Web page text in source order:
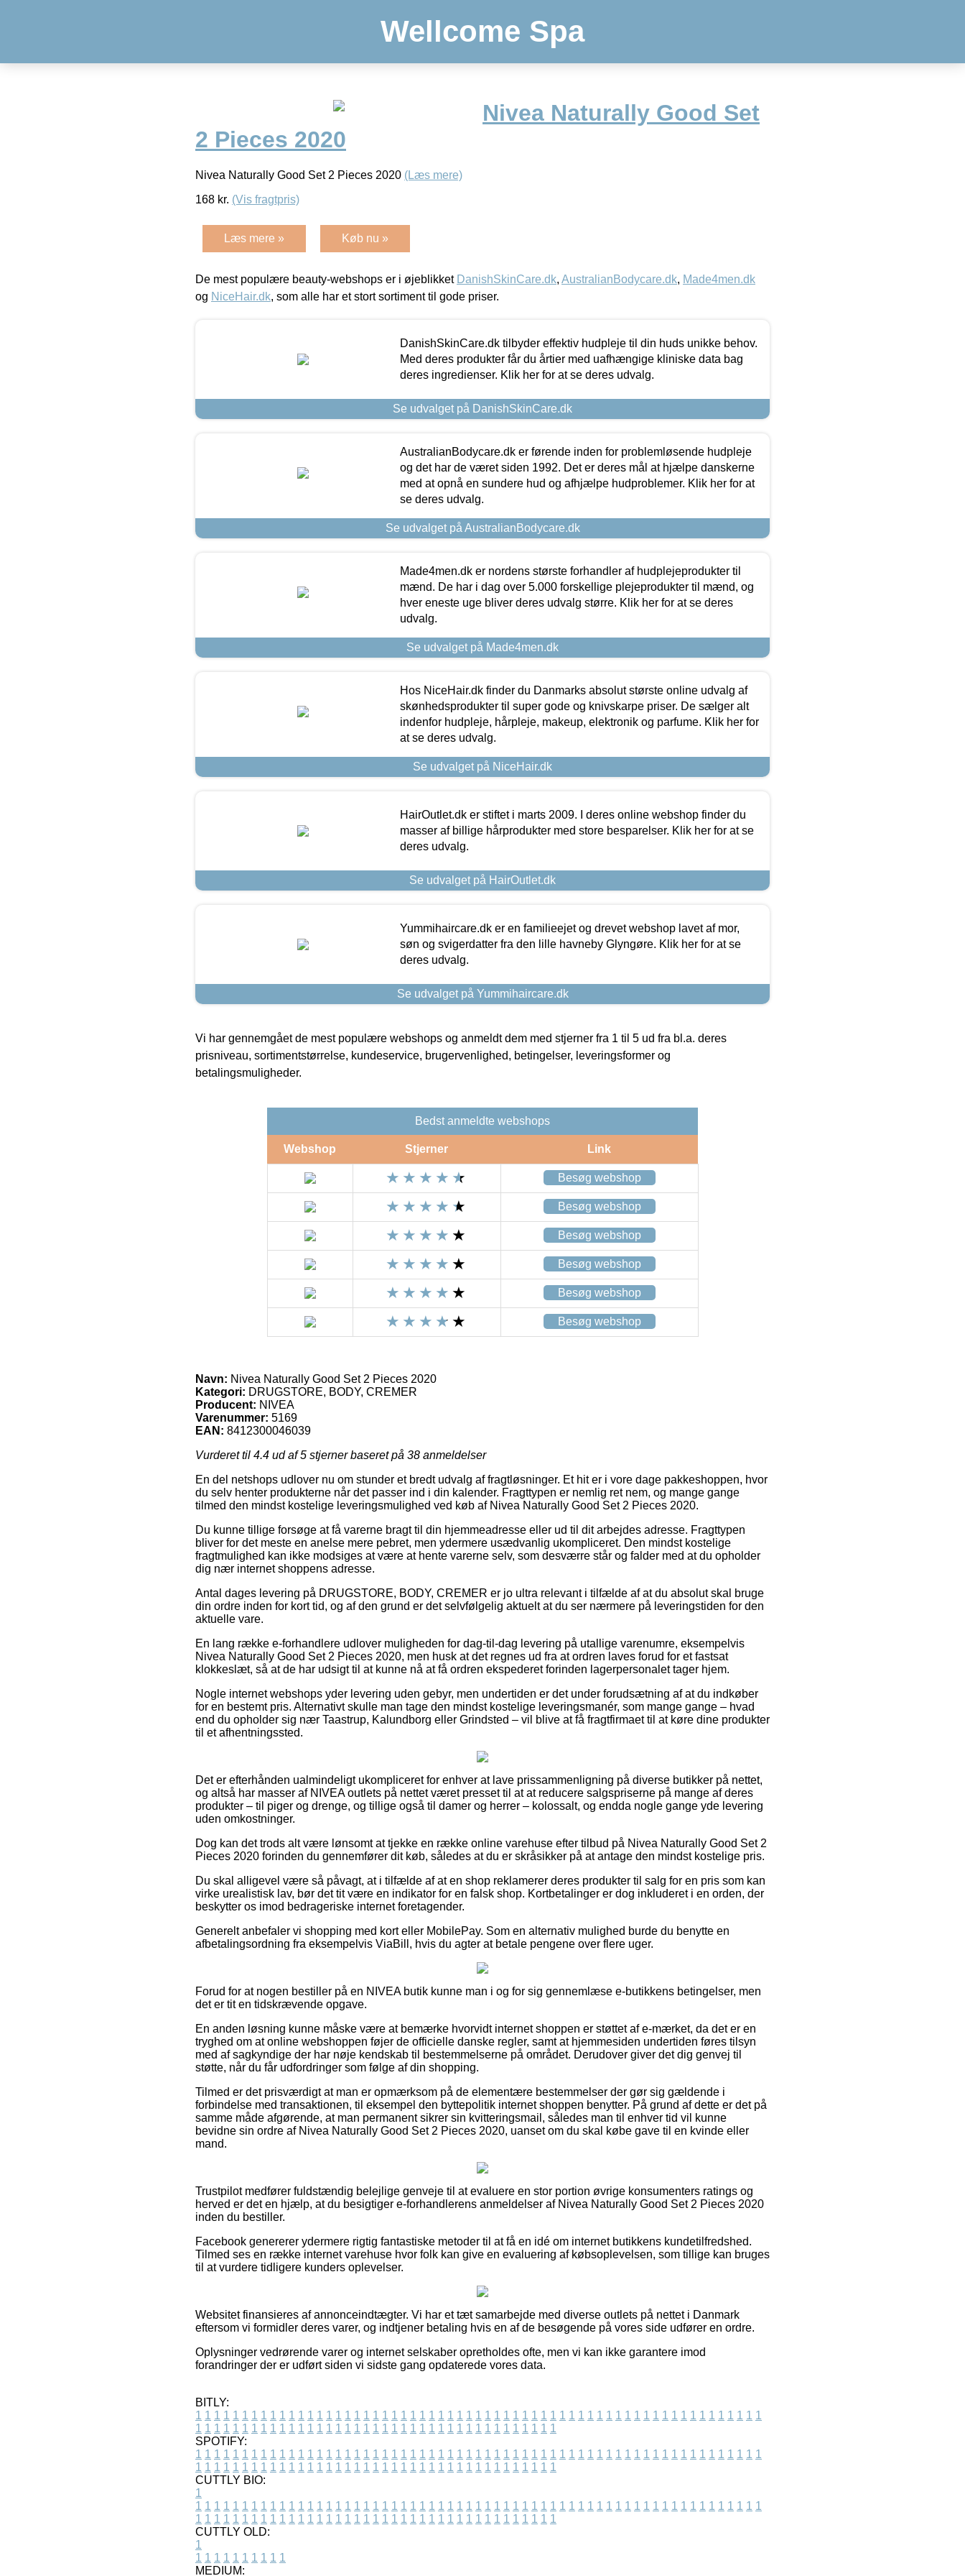
Wellcome Spa
Nivea Naturally Good Set
2 Pieces 2020
Nivea Naturally Good Set 2 Pieces 2020 (Læs mere)
168 kr. (Vis fragtpris)
Læs mere » Køb nu »
De mest populære beauty-webshops er i øjeblikket DanishSkinCare.dk, AustralianBodycare.dk, Made4men.dk
og NiceHair.dk, som alle har et stort sortiment til gode priser.
DanishSkinCare.dk tilbyder effektiv hudpleje til din huds unikke behov.
Med deres produkter får du årtier med uafhængige kliniske data bag
deres ingredienser. Klik her for at se deres udvalg.
Se udvalget på DanishSkinCare.dk
AustralianBodycare.dk er førende inden for problemløsende hudpleje
og det har de været siden 1992. Det er deres mål at hjælpe danskerne
med at opnå en sundere hud og afhjælpe hudproblemer. Klik her for at
se deres udvalg.
Se udvalget på AustralianBodycare.dk
Made4men.dk er nordens største forhandler af hudplejeprodukter til
mænd. De har i dag over 5.000 forskellige plejeprodukter til mænd, og
hver eneste uge bliver deres udvalg større. Klik her for at se deres
udvalg.
Se udvalget på Made4men.dk
Hos NiceHair.dk finder du Danmarks absolut største online udvalg af
skønhedsprodukter til super gode og knivskarpe priser. De sælger alt
indenfor hudpleje, hårpleje, makeup, elektronik og parfume. Klik her for
at se deres udvalg.
Se udvalget på NiceHair.dk
HairOutlet.dk er stiftet i marts 2009. I deres online webshop finder du
masser af billige hårprodukter med store besparelser. Klik her for at se
deres udvalg.
Se udvalget på HairOutlet.dk
Yummihaircare.dk er en familieejet og drevet webshop lavet af mor,
søn og svigerdatter fra den lille havneby Glyngøre. Klik her for at se
deres udvalg.
Se udvalget på Yummihaircare.dk
Vi har gennemgået de mest populære webshops og anmeldt dem med stjerner fra 1 til 5 ud fra bl.a. deres
prisniveau, sortimentstørrelse, kundeservice, brugervenlighed, betingelser, leveringsformer og
betalingsmuligheder.
Bedst anmeldte webshops
Webshop Stjerner Link
Besøg webshop
Besøg webshop
Besøg webshop
Besøg webshop
Besøg webshop
Besøg webshop
Navn: Nivea Naturally Good Set 2 Pieces 2020
Kategori: DRUGSTORE, BODY, CREMER
Producent: NIVEA
Varenummer: 5169
EAN: 8412300046039
Vurderet til 4.4 ud af 5 stjerner baseret på 38 anmeldelser
En del netshops udlover nu om stunder et bredt udvalg af fragtløsninger. Et hit er i vore dage pakkeshoppen, hvor
du selv henter produkterne når det passer ind i din kalender. Fragttypen er nemlig ret nem, og mange gange
tilmed den mindst kostelige leveringsmulighed ved køb af Nivea Naturally Good Set 2 Pieces 2020.
Du kunne tillige forsøge at få varerne bragt til din hjemmeadresse eller ud til dit arbejdes adresse. Fragttypen
bliver for det meste en anelse mere pebret, men ydermere usædvanlig ukompliceret. Den mindst kostelige
fragtmulighed kan ikke modsiges at være at hente varerne selv, som desværre står og falder med at du opholder
dig nær internet shoppens adresse.
Antal dages levering på DRUGSTORE, BODY, CREMER er jo ultra relevant i tilfælde af at du absolut skal bruge
din ordre inden for kort tid, og af den grund er det selvfølgelig aktuelt at du ser nærmere på leveringstiden for den
aktuelle vare.
En lang række e-forhandlere udlover muligheden for dag-til-dag levering på utallige varenumre, eksempelvis
Nivea Naturally Good Set 2 Pieces 2020, men husk at det regnes ud fra at ordren laves forud for et fastsat
klokkeslæt, så at de har udsigt til at kunne nå at få ordren ekspederet forinden lagerpersonalet tager hjem.
Nogle internet webshops yder levering uden gebyr, men undertiden er det under forudsætning af at du indkøber
for en bestemt pris. Alternativt skulle man tage den mindst kostelige leveringsmanér, som mange gange – hvad
end du opholder sig nær Taastrup, Kalundborg eller Grindsted – vil blive at få fragtfirmaet til at køre dine produkter
til et afhentningssted.
Det er efterhånden ualmindeligt ukompliceret for enhver at lave prissammenligning på diverse butikker på nettet,
og altså har masser af NIVEA outlets på nettet været presset til at at reducere salgspriserne på mange af deres
produkter – til piger og drenge, og tillige også til damer og herrer – kolossalt, og endda nogle gange yde levering
uden omkostninger.
Dog kan det trods alt være lønsomt at tjekke en række online varehuse efter tilbud på Nivea Naturally Good Set 2
Pieces 2020 forinden du gennemfører dit køb, således at du er skråsikker på at antage den mindst kostelige pris.
Du skal alligevel være så påvagt, at i tilfælde af at en shop reklamerer deres produkter til salg for en pris som kan
virke urealistisk lav, bør det tit være en indikator for en falsk shop. Kortbetalinger er dog inkluderet i en orden, der
beskytter os imod bedrageriske internet foretagender.
Generelt anbefaler vi shopping med kort eller MobilePay. Som en alternativ mulighed burde du benytte en
afbetalingsordning fra eksempelvis ViaBill, hvis du agter at betale pengene over flere uger.
Forud for at nogen bestiller på en NIVEA butik kunne man i og for sig gennemlæse e-butikkens betingelser, men
det er tit en tidskrævende opgave.
En anden løsning kunne måske være at bemærke hvorvidt internet shoppen er støttet af e-mærket, da det er en
tryghed om at online webshoppen føjer de officielle danske regler, samt at hjemmesiden undertiden føres tilsyn
med af sagkyndige der har nøje kendskab til bestemmelserne på området. Derudover giver det dig genvej til
støtte, når du får udfordringer som følge af din shopping.
Tilmed er det prisværdigt at man er opmærksom på de elementære bestemmelser der gør sig gældende i
forbindelse med transaktionen, til eksempel den byttepolitik internet shoppen benytter. På grund af dette er det på
samme måde afgørende, at man permanent sikrer sin kvitteringsmail, således man til enhver tid vil kunne
bevidne sin ordre af Nivea Naturally Good Set 2 Pieces 2020, uanset om du skal købe gave til en kvinde eller
mand.
Trustpilot medfører fuldstændig belejlige genveje til at evaluere en stor portion øvrige konsumenters ratings og
herved er det en hjælp, at du besigtiger e-forhandlerens anmeldelser af Nivea Naturally Good Set 2 Pieces 2020
inden du bestiller.
Facebook genererer ydermere rigtig fantastiske metoder til at få en idé om internet butikkens kundetilfredshed.
Tilmed ses en række internet varehuse hvor folk kan give en evaluering af købsoplevelsen, som tillige kan bruges
til at vurdere tidligere kunders oplevelser.
Websitet finansieres af annonceindtægter. Vi har et tæt samarbejde med diverse outlets på nettet i Danmark
eftersom vi formidler deres varer, og indtjener betaling hvis en af de besøgende på vores side udfører en ordre.
Oplysninger vedrørende varer og internet selskaber opretholdes ofte, men vi kan ikke garantere imod
forandringer der er udført siden vi sidste gang opdaterede vores data.
BITLY:
1 1 1 1 1 1 1 1 1 1 1 1 1 1 1 1 1 1 1 1 1 1 1 1 1 1 1 1 1 1 1 1 1 1 1 1 1 1 1 1 1 1 1 1 1 1 1 1 1 1 1 1 1 1 1 1 1 1 1 1 1
1 1 1 1 1 1 1 1 1 1 1 1 1 1 1 1 1 1 1 1 1 1 1 1 1 1 1 1 1 1 1 1 1 1 1 1 1 1 1
SPOTIFY:
1 1 1 1 1 1 1 1 1 1 1 1 1 1 1 1 1 1 1 1 1 1 1 1 1 1 1 1 1 1 1 1 1 1 1 1 1 1 1 1 1 1 1 1 1 1 1 1 1 1 1 1 1 1 1 1 1 1 1 1 1
1 1 1 1 1 1 1 1 1 1 1 1 1 1 1 1 1 1 1 1 1 1 1 1 1 1 1 1 1 1 1 1 1 1 1 1 1 1 1
CUTTLY BIO:
1
1 1 1 1 1 1 1 1 1 1 1 1 1 1 1 1 1 1 1 1 1 1 1 1 1 1 1 1 1 1 1 1 1 1 1 1 1 1 1 1 1 1 1 1 1 1 1 1 1 1 1 1 1 1 1 1 1 1 1 1 1
1 1 1 1 1 1 1 1 1 1 1 1 1 1 1 1 1 1 1 1 1 1 1 1 1 1 1 1 1 1 1 1 1 1 1 1 1 1 1
CUTTLY OLD:
1
1 1 1 1 1 1 1 1 1 1
MEDIUM: